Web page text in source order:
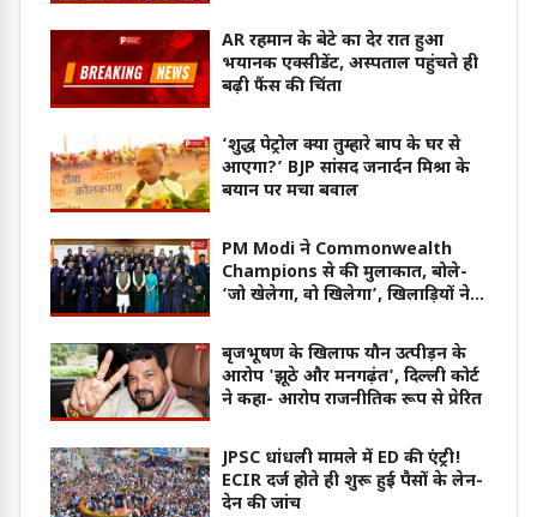
AR रहमान के बेटे का देर रात हुआ
भयानक एक्सीडेंट, अस्पताल पहुंचते ही
बढ़ी फैंस की चिंता
‘शुद्ध पेट्रोल क्या तुम्हारे बाप के घर से
आएगा?’ BJP सांसद जनार्दन मिश्रा के
बयान पर मचा बवाल
PM Modi ने Commonwealth
Champions से की मुलाकात, बोले-
‘जो खेलेगा, वो खिलेगा’, खिलाड़ियों ने
बृजभूषण के खिलाफ यौन उत्पीड़न के
आरोप 'झूठे और मनगढ़ंत', दिल्ली कोर्ट
ने कहा- आरोप राजनीतिक रूप से प्रेरित
JPSC धांधली मामले में ED की एंट्री!
ECIR दर्ज होते ही शुरू हुई पैसों के लेन-
देन की जांच